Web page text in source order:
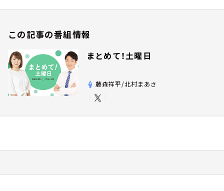
この記事の番組情報
まとめて！土曜日
藤森祥平/北村まあさ